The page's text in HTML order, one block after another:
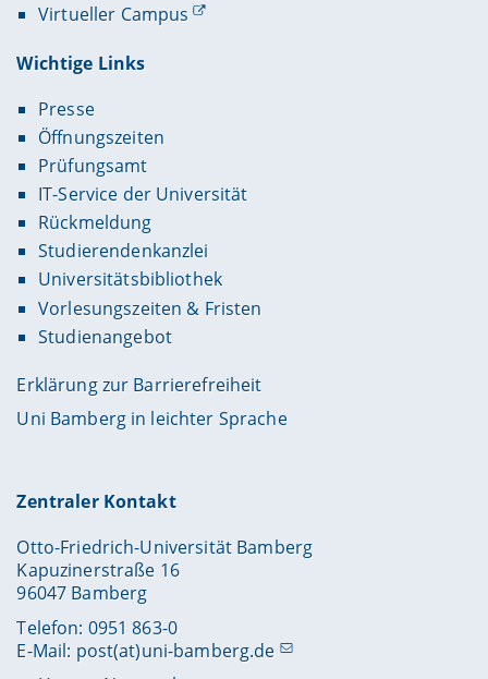
Virtueller Campus
Wichtige Links
Presse
Öffnungszeiten
Prüfungsamt
IT-Service der Universität
Rückmeldung
Studierendenkanzlei
Universitätsbibliothek
Vorlesungszeiten & Fristen
Studienangebot
Erklärung zur Barrierefreiheit
Uni Bamberg in leichter Sprache
Zentraler Kontakt
Otto-Friedrich-Universität Bamberg
Kapuzinerstraße 16
96047 Bamberg
Telefon: 0951 863-0
E-Mail: post(at)uni-bamberg.de